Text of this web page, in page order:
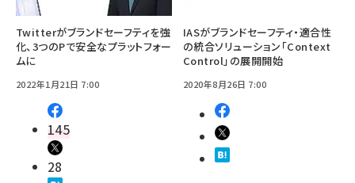
Twitterがブランドセーフティを強
化、3つのPで安全なプラットフォー
ムに
2022年1月21日 7:00
145
28
IASがブランドセーフティ・適合性
の統合ソリューション「Context
Control」の展開開始
2020年8月26日 7:00